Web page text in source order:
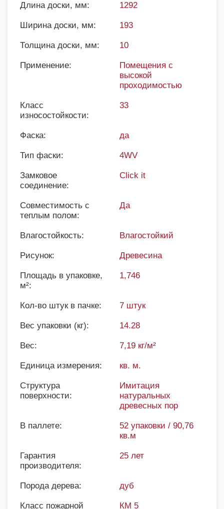
Длина доски, мм: 1292
Ширина доски, мм: 193
Толщина доски, мм: 10
Применение:
Помещения с
высокой
проходимостью
Класс
износостойкости:
33
Фаска: да
Тип фаски: 4WV
Замковое
соединение:
Click it
Совместимость с
теплым полом:
Да
Влагостойкость: Влагостойкий
Рисунок: Древесина
Площадь в упаковке,
м²:
1,746
Кол-во штук в пачке: 7 штук
Вес упаковки (кг): 14.28
Вес: 7,19 кг/м²
Единица измерения: кв. м.
Структура
поверхности:
Имитация
натуральных
древесных пор
В паллете:
52 упаковки / 90,76
кв.м
Гарантия
производителя:
25 лет
Порода дерева: дуб
Класс пожарной КМ 5